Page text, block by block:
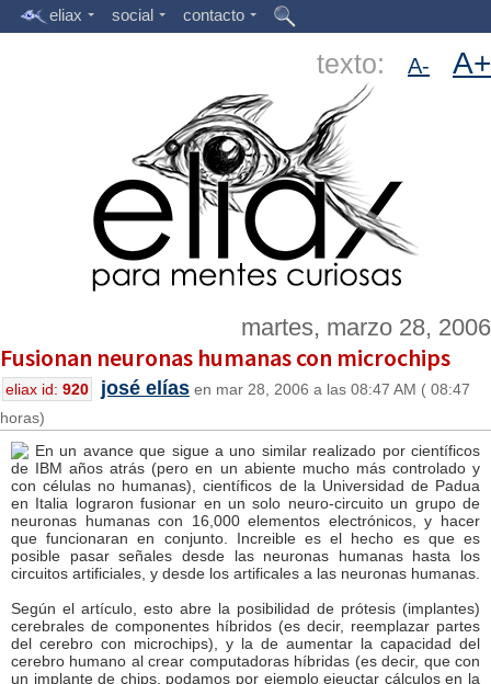
eliax social contacto
texto: A- A+
martes, marzo 28, 2006
Fusionan neuronas humanas con microchips
eliax id: 920 josé elías en mar 28, 2006 a las 08:47 AM ( 08:47
horas)
En un avance que sigue a uno similar realizado por científicos
de IBM años atrás (pero en un abiente mucho más controlado y
con células no humanas), científicos de la Universidad de Padua
en Italia lograron fusionar en un solo neuro-circuito un grupo de
neuronas humanas con 16,000 elementos electrónicos, y hacer
que funcionaran en conjunto. Increible es el hecho es que es
posible pasar señales desde las neuronas humanas hasta los
circuitos artificiales, y desde los artificales a las neuronas humanas.
Según el artículo, esto abre la posibilidad de prótesis (implantes)
cerebrales de componentes híbridos (es decir, reemplazar partes
del cerebro con microchips), y la de aumentar la capacidad del
cerebro humano al crear computadoras híbridas (es decir, que con
un implante de chips, podamos por ejemplo ejeuctar cálculos en la